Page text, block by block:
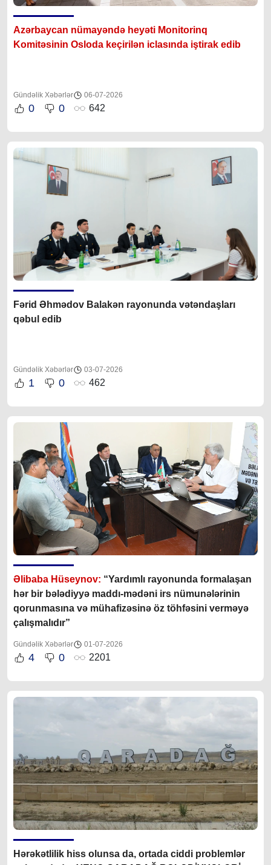
Azərbaycan nümayəndə heyəti Monitorinq
Komitəsinin Osloda keçirilən iclasında iştirak edib
Gündəlik Xəbərlər 06-07-2026
0 0 642
Fərid Əhmədov Balakən rayonunda vətəndaşları
qəbul edib
Gündəlik Xəbərlər 03-07-2026
1 0 462
Əlibaba Hüseynov: “Yardımlı rayonunda formalaşan
hər bir bələdiyyə maddı-mədəni irs nümunələrinin
qorunmasına və mühafizəsinə öz töhfəsini verməyə
çalışmalıdır”
Gündəlik Xəbərlər 01-07-2026
4 0 2201
Hərəkətlilik hiss olunsa da, ortada ciddi problemlər